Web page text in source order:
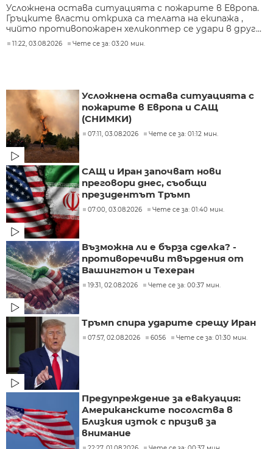
Усложнена остава ситуацията с пожарите в Европа.
Гръцките власти откриха са телата на екипажа ,
чийто противопожарен хеликоптер се удари в друг...
11:22, 03.08.2026 Чете се за: 03:20 мин.
Усложнена остава ситуацията с
пожарите в Европа и САЩ
(СНИМКИ)
07:11, 03.08.2026 Чете се за: 01:12 мин.
САЩ и Иран започват нови
преговори днес, съобщи
президентът Тръмп
07:00, 03.08.2026 Чете се за: 01:40 мин.
Възможна ли е бърза сделка? -
противоречиви твърдения от
Вашингтон и Техеран
19:31, 02.08.2026 Чете се за: 00:37 мин.
Тръмп спира ударите срещу Иран
07:57, 02.08.2026 6056 Чете се за: 01:30 мин.
Предупреждение за евакуация:
Американските посолства в
Близкия изток с призив за
внимание